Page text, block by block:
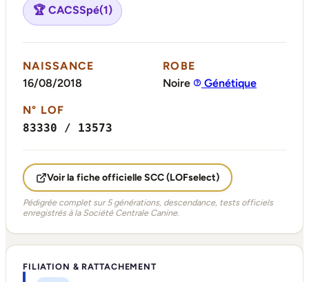
🏆 CACSSpé(1)
NAISSANCE
16/08/2018
ROBE
Noire
Génétique
N° LOF
83330 / 13573
Voir la fiche officielle SCC (LOFselect)
Pédigrée complet sur 5 générations, descendance, tests officiels
enregistrés à la Société Centrale Canine.
FILIATION & RATTACHEMENT